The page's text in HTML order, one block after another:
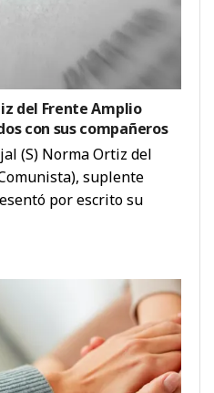
del Frente Amplio
con sus compañeros
(S) Norma Ortiz del
suplente
por escrito su